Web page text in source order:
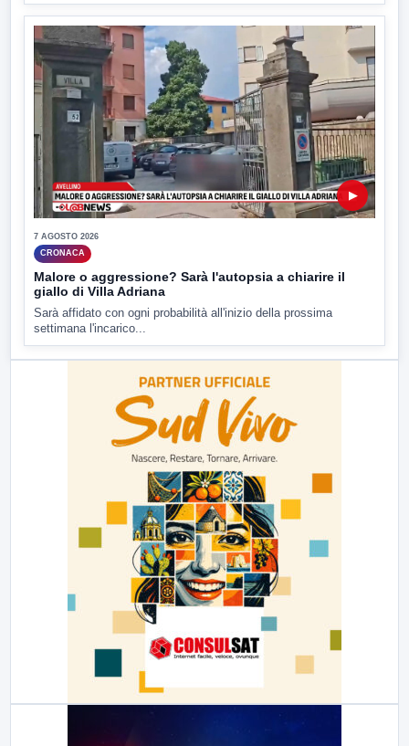
▶
7 AGOSTO 2026
CRONACA
Malore o aggressione? Sarà l'autopsia a chiarire il
giallo di Villa Adriana
Sarà affidato con ogni probabilità all'inizio della prossima
settimana l'incarico...